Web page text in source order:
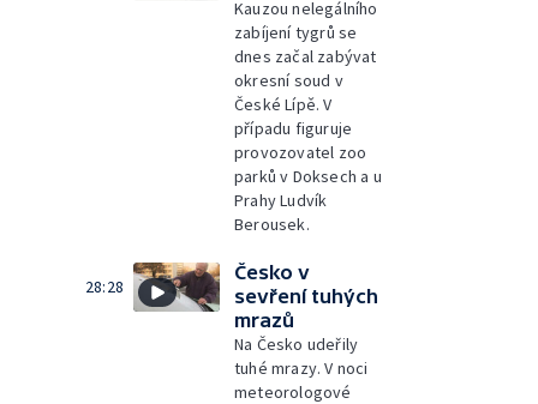
Kauzou nelegálního
zabíjení tygrů se
dnes začal zabývat
okresní soud v
České Lípě. V
případu figuruje
provozovatel zoo
parků v Doksech a u
Prahy Ludvík
Berousek.
28:28
Česko v
sevření tuhých
mrazů
Na Česko udeřily
tuhé mrazy. V noci
meteorologové